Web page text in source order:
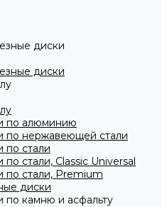
диски
диски
по алюминию
по нержавеющей стали
по стали
стали, Classic Universal
по стали, Premium
диски
по камню и асфальту